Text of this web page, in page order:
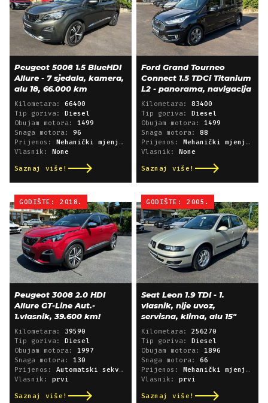
Peugeot 5008 1.5 BlueHDI
Allure - 7 sjedala, kamera,
alu 18, 66.000 km
Kilometara: 66400
Tip goriva: Diesel
Obujam motora: 1499
Snaga motora: 96
Prijenos: Mehanički mjenjač
Vlasnik: None
Saznaj više!
Ford Grand Tourneo
Connect 1.5 TDCi Titanium
L2 - panorama, navigacija
Kilometara: 83400
Tip goriva: Diesel
Obujam motora: 1499
Snaga motora: 88
Prijenos: Mehanički mjenjač
Vlasnik: None
Saznaj više!
GODIŠTE: 2018.
Peugeot 3008 2.0 HDI
Allure GT-Line Aut.-
1.vlasnik, 39.600 km!
Kilometara: 39590
Tip goriva: Diesel
Obujam motora: 1997
Snaga motora: 130
Prijenos: Automatski sekvencijski
Vlasnik: prvi
Saznaj više!
GODIŠTE: 2005.
Seat Leon 1.9 TDI - 1.
vlasnik, nije uvoz,
servisna, klima, alu 15"
Kilometara: 256270
Tip goriva: Diesel
Obujam motora: 1896
Snaga motora: 66
Prijenos: Mehanički mjenjač
Vlasnik: prvi
Saznaj više!